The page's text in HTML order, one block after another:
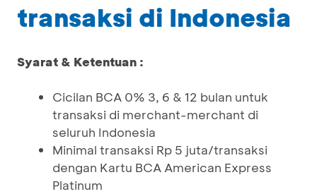
transaksi di Indonesia
Syarat & Ketentuan :
Cicilan BCA 0% 3, 6 & 12 bulan untuk
transaksi di merchant-merchant di
seluruh Indonesia
Minimal transaksi Rp 5 juta/transaksi
dengan Kartu BCA American Express
Platinum